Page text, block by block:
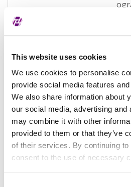
This website uses cookies
We use cookies to personalise
provide social media features
We also share information about
our social media, advertising and
may combine it with other
provided to them or that they’ve
of their services. By continuing
consent to the use of necessary
Vrsta subjekta
Vezani subjekt
-
LEI vezanog subjekta
-
Potvrđeno kod